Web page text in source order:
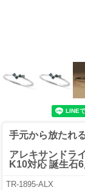
手元から放たれ
アレキサンドラ
K10対応 誕生石6
TR-1895-ALX